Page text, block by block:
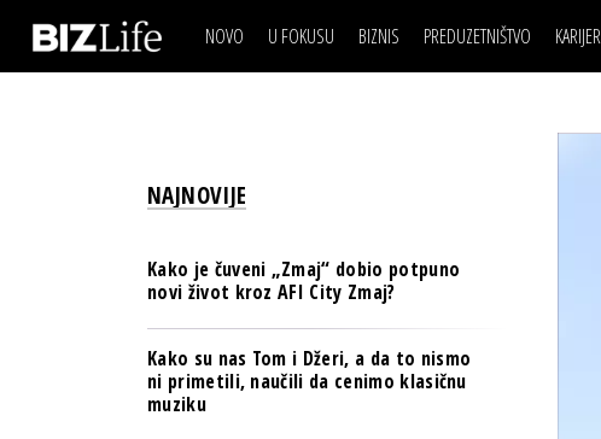
NOVO U FOKUSU BIZNIS
BANKE
OSIGURANJE
TECH I AI
PREDUZETNIŠTVO
IZJAVA DANABIZNIS SCENA
BREND I KOMUNIKACIJE
OSIGURANJE
TECH I AI
PULS REGIONA
NAJNOVIJE
Kako je čuveni „Zmaj“ dobio potpuno
novi život kroz AFI City Zmaj?
Kako su nas Tom i Džeri, a da to nismo
ni primetili, naučili da cenimo klasičnu
muziku